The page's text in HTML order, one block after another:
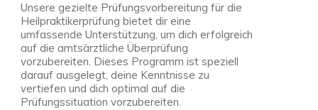
Unsere gezielte Prüfungsvorbereitung für die
Heilpraktikerprüfung bietet dir eine
umfassende Unterstützung, um dich erfolgreich
auf die amtsärztliche Überprüfung
vorzubereiten. Dieses Programm ist speziell
darauf ausgelegt, deine Kenntnisse zu
vertiefen und dich optimal auf die
Prüfungssituation vorzubereiten.